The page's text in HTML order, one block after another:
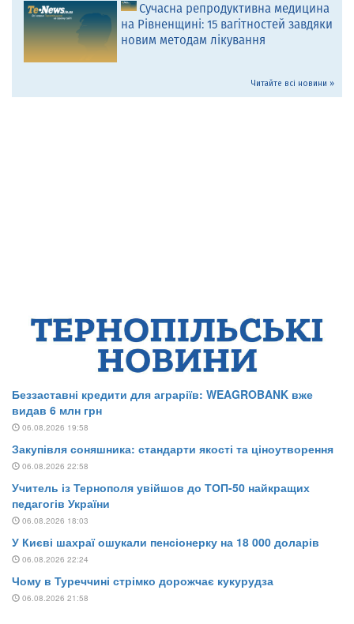
Сучасна репродуктивна медицина
на Рівненщині: 15 вагітностей завдяки
новим методам лікування
Читайте всі новини »